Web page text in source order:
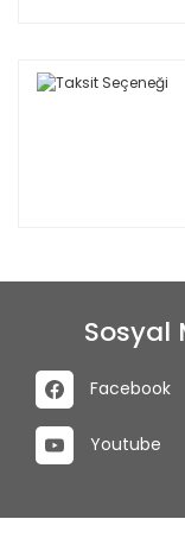
Sosyal
Facebook
Youtube